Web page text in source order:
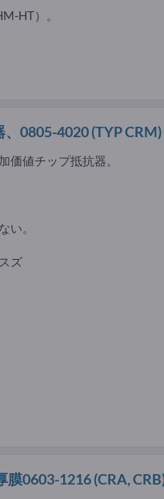
HT）。
、0805-4020(TYP CRM)
価値チップ抵抗器。
い。
ズ
膜0603-1216(CRA,